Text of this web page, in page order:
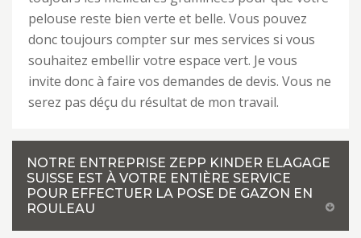
pelouse reste bien verte et belle. Vous pouvez
donc toujours compter sur mes services si vous
souhaitez embellir votre espace vert. Je vous
invite donc à faire vos demandes de devis. Vous ne
serez pas déçu du résultat de mon travail.
NOTRE ENTREPRISE ZEPP KINDER ELAGAGE
SUISSE EST À VOTRE ENTIÈRE SERVICE
POUR EFFECTUER LA POSE DE GAZON EN
ROULEAU